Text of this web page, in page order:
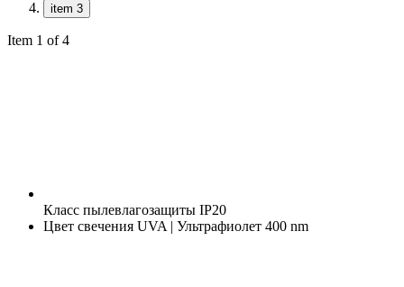
item 3
Item 1 of 4
Класс пылевлагозащиты IP20
Цвет свечения UVA | Ультрафиолет 400 nm